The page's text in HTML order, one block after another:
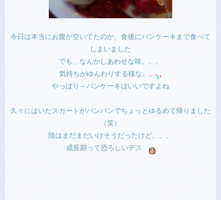
今日は本当にお腹が空いてたのか、食後にパンケーキまで食べて
しまいました
でも、なんかしあわせな味。。。
気持ちがゆんわりする様な。。
やっぱり～パンケーキはいいですよね
久々にはいたスカートがパンパンでちょっとゆるめて帰りました
（笑）
陸はまだまだいけそうだったけど。。。
成長期って恐ろしいデス